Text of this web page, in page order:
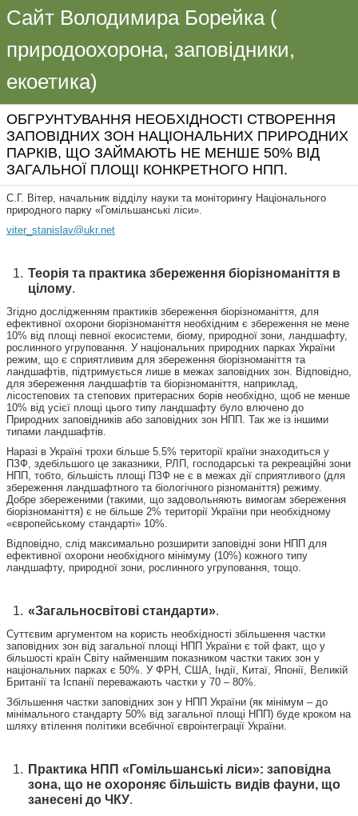
Сайт Володимира Борейка (
природоохорона, заповідники,
екоетика)
ОБГРУНТУВАННЯ НЕОБХІДНОСТІ СТВОРЕННЯ
ЗАПОВІДНИХ ЗОН НАЦІОНАЛЬНИХ ПРИРОДНИХ
ПАРКІВ, ЩО ЗАЙМАЮТЬ НЕ МЕНШЕ 50% ВІД
ЗАГАЛЬНОЇ ПЛОЩІ КОНКРЕТНОГО НПП.
С.Г. Вітер, начальник відділу науки та моніторингу Національного
природного парку «Гомільшанські ліси».
viter_stanislav@ukr.net
Теорія та практика збереження біорізноманіття в
цілому.
Згідно дослідженням практиків збереження біорізноманіття, для
ефективної охорони біорізноманіття необхідним є збереження не мене
10% від площі певної екосистеми, біому, природної зони, ландшафту,
рослинного угруповання. У національних природних парках України
режим, що є сприятливим для збереження біорізноманіття та
ландшафтів, підтримується лише в межах заповідних зон. Відповідно,
для збереження ландшафтів та біорізноманіття, наприклад,
лісостепових та степових притерасних борів необхідно, щоб не менше
10% від усієї площі цього типу ландшафту було влючено до
Природних заповідників або заповідних зон НПП. Так же із іншими
типами ландшафтів.
Наразі в Україні трохи більше 5.5% території країни знаходиться у
ПЗФ, здебільшого це заказники, РЛП, господарські та рекреаційні зони
НПП, тобто, більшість площі ПЗФ не є в межах дії сприятливого (для
збереження ландшафтного та біологічного різноманіття) режиму.
Добре збереженими (такими, що задовольняють вимогам збереження
біорізноманіття) є не більше 2% території України при необхідному
«європейському стандарті» 10%.
Відповідно, слід максимально розширити заповідні зони НПП для
ефективної охорони необхідного мінімуму (10%) кожного типу
ландшафту, природної зони, рослинного угруповання, тощо.
«Загальносвітові стандарти».
Суттєвим аргументом на користь необхідності збільшення частки
заповідних зон від загальної площі НПП України є той факт, що у
більшості країн Світу найменшим показником частки таких зон у
національних парках є 50%. У ФРН, США, Індії, Китаї, Японії, Великій
Британії та Іспанії переважають частки у 70 – 80%.
Збільшення частки заповідних зон у НПП України (як мінімум – до
мінімального стандарту 50% від загальної площі НПП) буде кроком на
шляху втілення політики всебічної євроінтеграції України.
Практика НПП «Гомільшанські ліси»: заповідна
зона, що не охороняє більшість видів фауни, що
занесені до ЧКУ.